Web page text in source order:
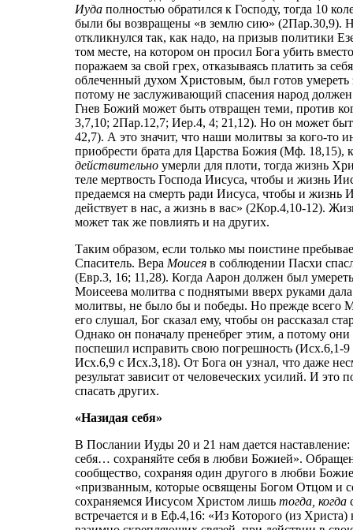
Иуда полностью обратился к Господу, тогда 10
были бы возвращены «в землю сию» (2Пар.30,9).
откликнулся так, как надо, на призыв политики
том месте, на котором он просил Бога убить
поражаем за свой грех, отказываясь платить за
облеченный духом Христовым, был готов умереть
потому не заслуживающий спасения народ
Гнев Божий может быть отвращен теми, против
3,7,10; 2Пар.12,7; Иер.4, 4; 21,12). Но он может
42,7). А это значит, что наши молитвы за кого-
приобрести брата для Царства Божия (Мф.
действительно умерли для плоти, тогда жизнь
теле мертвость Господа Иисуса, чтобы и жизнь
предаемся на смерть ради Иисуса, чтобы и жизнь
действует в нас, а жизнь в вас» (2Кор.4,10-12).
может так же повлиять и на других.
Таким образом, если только мы поистине
Спаситель. Вера Моисея в соблюдении Пасхи
(Евр.3, 16; 11,28). Когда Аарон должен был
Моисеева молитва с поднятыми вверх руками
молитвы, не было бы и победы. Но прежде всего
его слушал, Бог сказал ему, чтобы он рассказал
Однако он поначалу пренебрег этим, а потому
поспешил исправить свою погрешность (Исх.6,1-9
Исх.6,9 с Исх.3,18). От Бога он узнал, что даже
результат зависит от человеческих усилий. И
спасать других.
«Назидая себя»
В Послании Иуды 20 и 21 нам дается
себя… сохраняйте себя в любви Божией».
сообщество, сохраняя один другого в любви
«призванным, которые освящены Богом Отцом и
сохраняемся Иисусом Христом лишь тогда, когда
встречается и в Еф.4,16: «Из Которого (из Христа)